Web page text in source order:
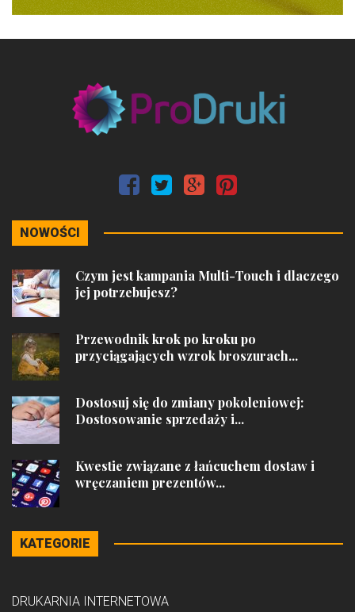
NOWOŚCI
Czym jest kampania Multi-Touch i dlaczego
jej potrzebujesz?
Przewodnik krok po kroku po
przyciągających wzrok broszurach...
Dostosuj się do zmiany pokoleniowej:
Dostosowanie sprzedaży i...
Kwestie związane z łańcuchem dostaw i
wręczaniem prezentów...
KATEGORIE
DRUKARNIA INTERNETOWA